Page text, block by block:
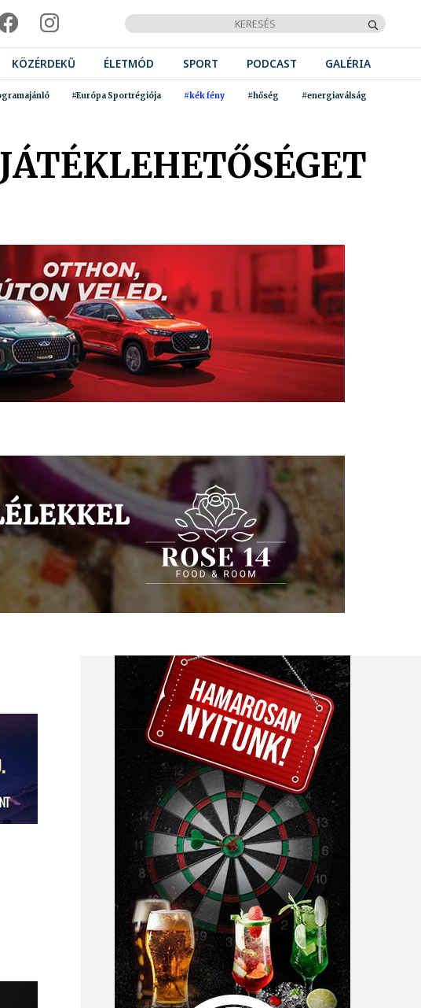
KÖZÉRDEKŰ ÉLETMÓD SPORT PODCAST GALÉRIA
#Európa Sportrégiója #kék fény #hőség #energiaválság